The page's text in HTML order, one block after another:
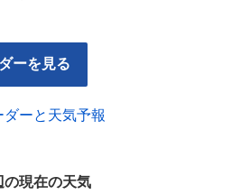
ーを見る
ーと天気予報
の現在の天気